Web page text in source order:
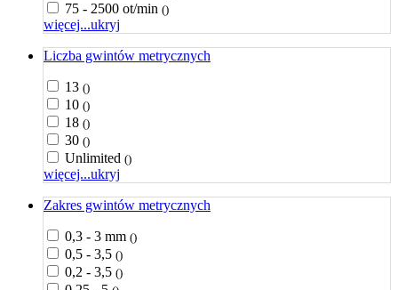
75 - 2500 ot/min ()
więcej...ukryj
Liczba gwintów metrycznych
13 ()
10 ()
18 ()
30 ()
Unlimited ()
więcej...ukryj
Zakres gwintów metrycznych
0,3 - 3 mm ()
0,5 - 3,5 ()
0,2 - 3,5 ()